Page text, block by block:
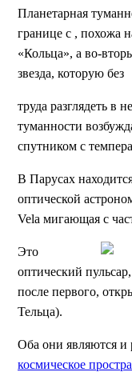
Планетарная
границе с , похожа
«Кольца», а во-
звезда, которую без
труда разглядеть в
туманности
спутником с
В Парусах
оптической
Vela мигающая с
Это
оптический
после первого,
Тельца).
Оба они являются и
космическое